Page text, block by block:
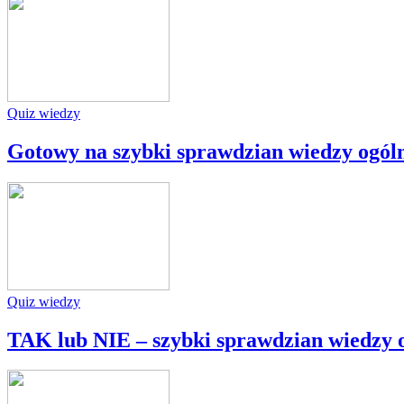
Quiz wiedzy
Gotowy na szybki sprawdzian wiedzy
Quiz wiedzy
TAK lub NIE – szybki sprawdzian wiedzy